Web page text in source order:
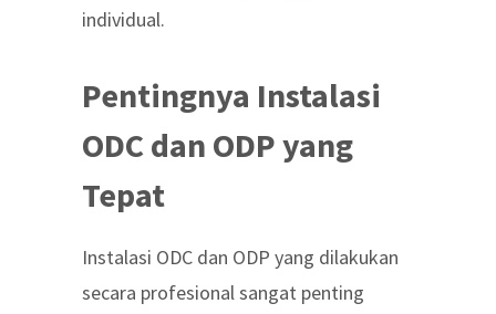
individual.
Pentingnya Instalasi
ODC dan ODP yang
Tepat
Instalasi ODC dan ODP yang dilakukan
secara profesional sangat penting